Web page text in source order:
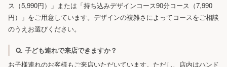
ス（5,990円）」または「持ち込みデザインコース90分コース（7,990
円）」をご用意しています。デザインの複雑さによってコースをご相談
のうえお選びください。
Q. 子ども連れで来店できますか？
お子様連れのお客様もご来店いただいています。ただし、店内はハンド